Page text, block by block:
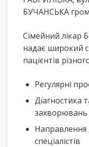
БУЧАНСЬКА
Сімейний лікар
надає широкий
пацієнтів
Регулярні
Діагностика
захворювань
Направлення
спеціалістів